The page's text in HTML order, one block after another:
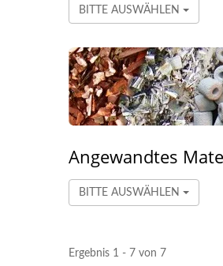
BITTE AUSWÄHLEN
Angewandtes
BITTE AUSWÄHLEN
Ergebnis 1 - 7 von 7